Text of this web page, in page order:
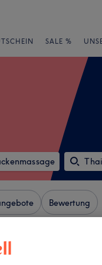
SALE %
Bewertung